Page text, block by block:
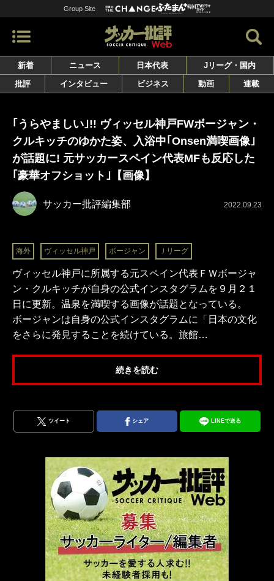
Group Site
新着 ニュース 日本代表
Jリーグ・国内
批評
インタビュー ビジネス 動画 連載
｢うらやましい｣!! ヴィッセル神戸FWボージャン・
クルキッチのゆかた姿、入浴中｢Onsen満喫画像｣
が話題に! 元サッカースペイン代表MFも反応した
｢豪華オフショット｣【画像】
サッカー批評編集部 2022.09.23
海外 ヴィッセル神戸 ボージャン Ｊリーグ
ヴィッセル神戸に所属する元スペイン代表ＦＷボージャ
ン・クルキッチが自身の公式インスタグラムを９月２１
日に更新。温泉を満喫する画像が話題となっている。
ボージャンは自身の公式インスタグラムに「日本の文化
をさらに発見することを続けている。旅館…
続きを読む
ツイート シェア LINEで送る